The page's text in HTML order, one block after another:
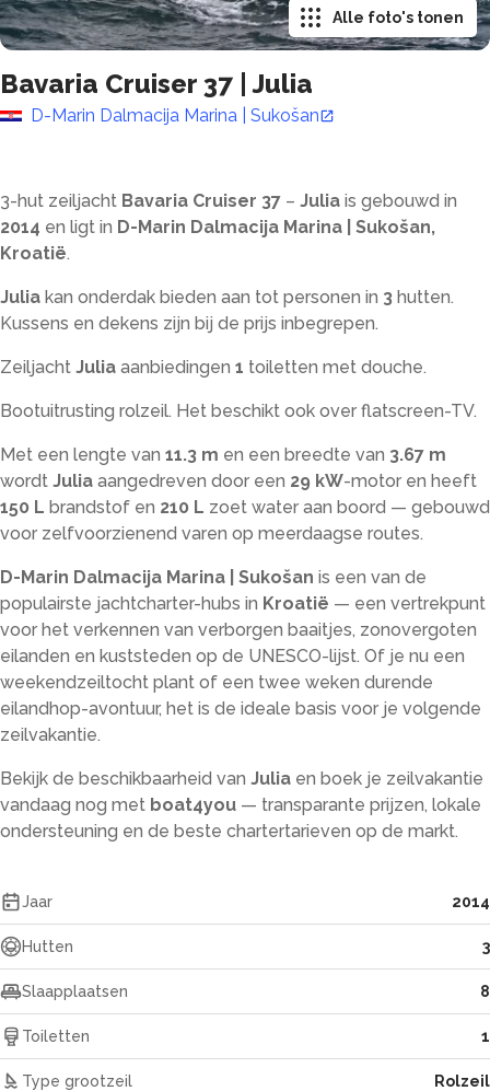
Bavaria Cruiser 37 |Julia
D-Marin Dalmacija Marina | Sukošan
Alle foto's tonen
3-hut zeiljacht Bavaria Cruiser 37 – Julia is gebouwd in
2014 en ligt in D-Marin Dalmacija Marina | Sukošan,
Kroatië.
Julia kan onderdak bieden aan tot personen in 3 hutten.
Kussens en dekens zijn bij de prijs inbegrepen.
Zeiljacht Julia aanbiedingen 1 toiletten met douche.
Bootuitrusting rolzeil. Het beschikt ook over flatscreen-TV.
Met een lengte van 11.3 m en een breedte van 3.67 m
wordt Julia aangedreven door een 29 kW-motor en heeft
150 L brandstof en 210 L zoet water aan boord — gebouwd
voor zelfvoorzienend varen op meerdaagse routes.
D-Marin Dalmacija Marina | Sukošan is een van de
populairste jachtcharter-hubs in Kroatië — een vertrekpunt
voor het verkennen van verborgen baaitjes, zonovergoten
eilanden en kuststeden op de UNESCO-lijst. Of je nu een
weekendzeiltocht plant of een twee weken durende
eilandhop-avontuur, het is de ideale basis voor je volgende
zeilvakantie.
Bekijk de beschikbaarheid van Julia en boek je zeilvakantie
vandaag nog met boat4you — transparante prijzen, lokale
ondersteuning en de beste chartertarieven op de markt.
Jaar 2014
Hutten 3
Slaapplaatsen 8
Toiletten 1
Type grootzeil Rolzeil